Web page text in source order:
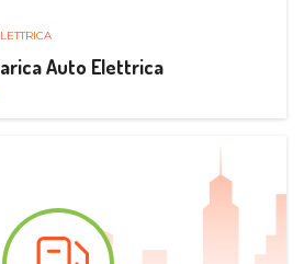
Auto Elettrica